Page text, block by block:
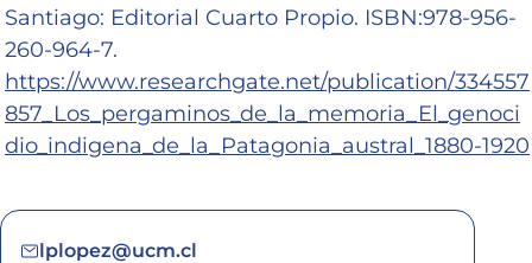
Santiago: Editorial Cuarto Propio. ISBN:978-956-
260-964-7.
https://www.researchgate.net/publication/334557
857_Los_pergaminos_de_la_memoria_El_genoci
dio_indigena_de_la_Patagonia_austral_1880-1920
lplopez@ucm.cl